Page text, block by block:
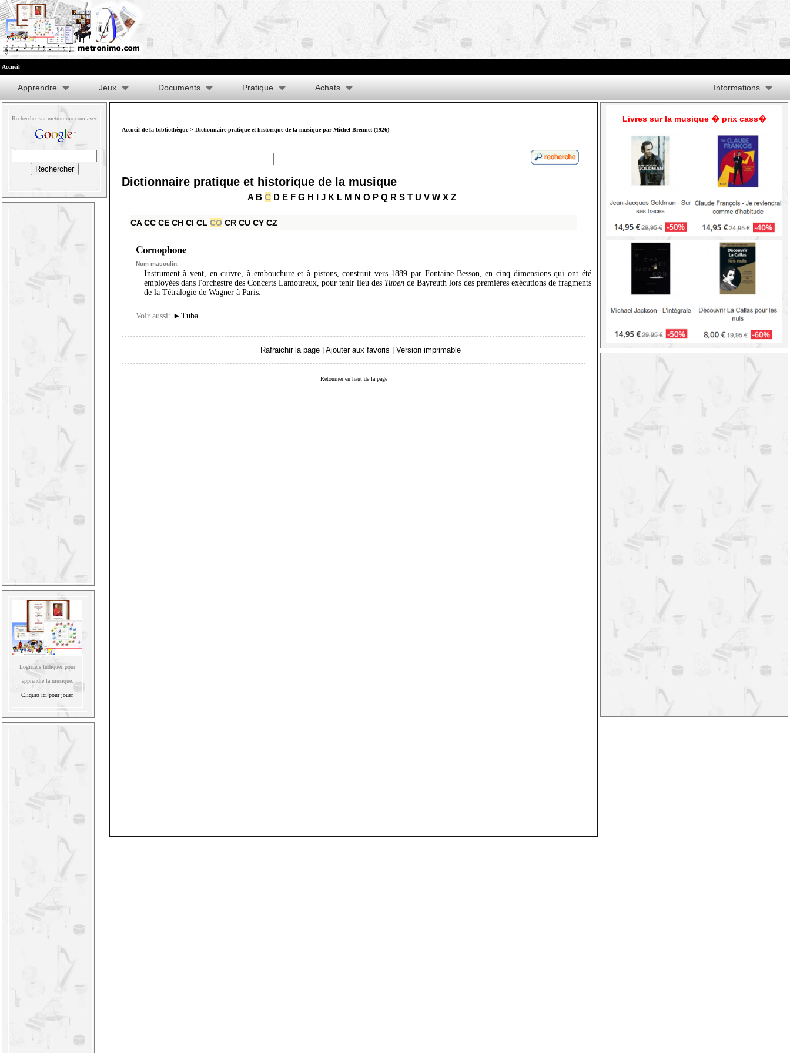
Accueil
Apprendre Jeux Documents Pratique Achats Informations
Rechercher sur metronimo.com avec
Logiciels ludiques pour
apprendre la musique.
Cliquez ici pour jouer.
Accueil de la bibliothèque> Dictionnaire pratique et historique de la musique par Michel Brennet (1926)
Dictionnaire pratique et historique de la musique
A B C D E F G H I J K L M N O P Q R S T U V W X Z
CA CC CE CH CI CL CO CR CU CY CZ
Cornophone
Nom masculin.
Instrument à vent, en cuivre, à embouchure et à pistons, construit vers 1889 par Fontaine-Besson, en cinq dimensions qui ont été
employées dans l'orchestre des Concerts Lamoureux, pour tenir lieu des Tubende Bayreuth lors des premières exécutions de fragments
de la Tétralogie de Wagner à Paris.
Voir aussi: ► Tuba
Rafraichir la page | Ajouter aux favoris | Version imprimable
Retourner en haut de la page
Livres sur la musique � prix cass�